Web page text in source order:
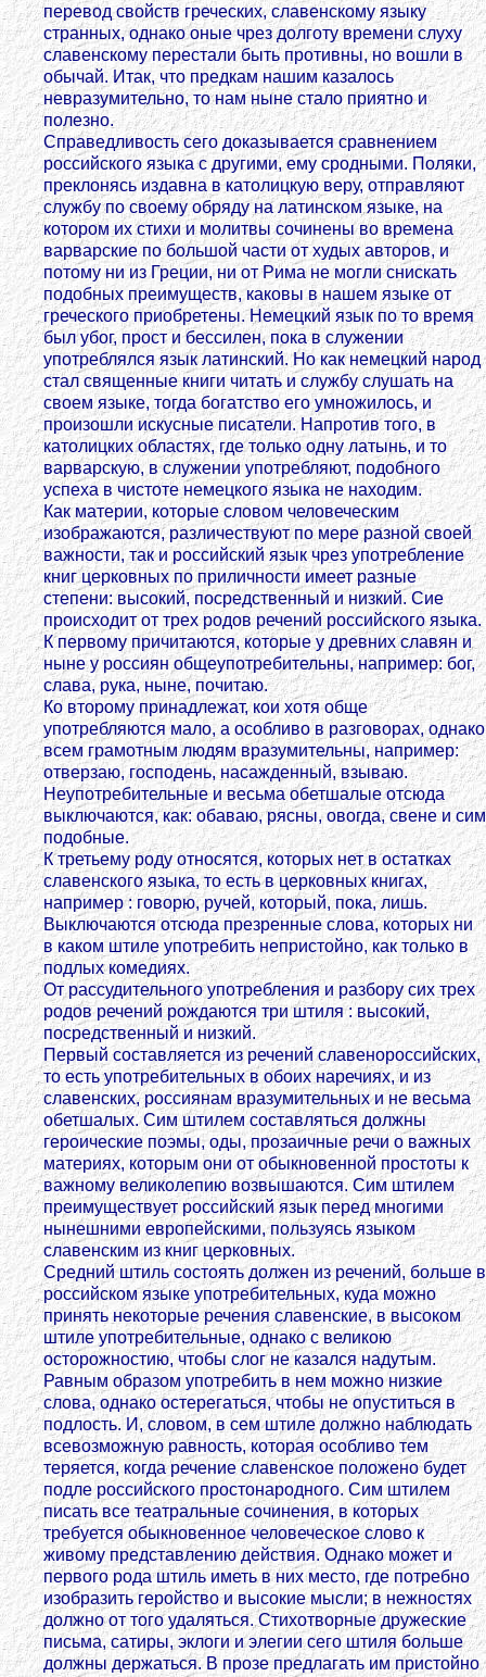
перевод свойств греческих, славенскому языку
странных, однако оные чрез долготу времени слуху
славенскому перестали быть противны, но вошли в
обычай. Итак, что предкам нашим казалось
невразумительно, то нам ныне стало приятно и
полезно.
Справедливость сего доказывается сравнением
российского языка с другими, ему сродными. Поляки,
преклонясь издавна в католицкую веру, отправляют
службу по своему обряду на латинском языке, на
котором их стихи и молитвы сочинены во времена
варварские по большой части от худых авторов, и
потому ни из Греции, ни от Рима не могли снискать
подобных преимуществ, каковы в нашем языке от
греческого приобретены. Немецкий язык по то время
был убог, прост и бессилен, пока в служении
употреблялся язык латинский. Но как немецкий народ
стал священные книги читать и службу слушать на
своем языке, тогда богатство его умножилось, и
произошли искусные писатели. Напротив того, в
католицких областях, где только одну латынь, и то
варварскую, в служении употребляют, подобного
успеха в чистоте немецкого языка не находим.
Как материи, которые словом человеческим
изображаются, различествуют по мере разной своей
важности, так и российский язык чрез употребление
книг церковных по приличности имеет разные
степени: высокий, посредственный и низкий. Сие
происходит от трех родов речений российского языка.
К первому причитаются, которые у древних славян и
ныне у россиян общеупотребительны, например: бог,
слава, рука, ныне, почитаю.
Ко второму принадлежат, кои хотя обще
употребляются мало, а особливо в разговорах, однако
всем грамотным людям вразумительны, например:
отверзаю, господень, насажденный, взываю.
Неупотребительные и весьма обетшалые отсюда
выключаются, как: обаваю, рясны, овогда, свене и сим
подобные.
К третьему роду относятся, которых нет в остатках
славенского языка, то есть в церковных книгах,
например : говорю, ручей, который, пока, лишь.
Выключаются отсюда презренные слова, которых ни
в каком штиле употребить непристойно, как только в
подлых комедиях.
От рассудительного употребления и разбору сих трех
родов речений рождаются три штиля : высокий,
посредственный и низкий.
Первый составляется из речений славенороссийских,
то есть употребительных в обоих наречиях, и из
славенских, россиянам вразумительных и не весьма
обетшалых. Сим штилем составляться должны
героические поэмы, оды, прозаичные речи о важных
материях, которым они от обыкновенной простоты к
важному великолепию возвышаются. Сим штилем
преимуществует российский язык перед многими
нынешними европейскими, пользуясь языком
славенским из книг церковных.
Средний штиль состоять должен из речений, больше в
российском языке употребительных, куда можно
принять некоторые речения славенские, в высоком
штиле употребительные, однако с великою
осторожностию, чтобы слог не казался надутым.
Равным образом употребить в нем можно низкие
слова, однако остерегаться, чтобы не опуститься в
подлость. И, словом, в сем штиле должно наблюдать
всевозможную равность, которая особливо тем
теряется, когда речение славенское положено будет
подле российского простонародного. Сим штилем
писать все театральные сочинения, в которых
требуется обыкновенное человеческое слово к
живому представлению действия. Однако может и
первого рода штиль иметь в них место, где потребно
изобразить геройство и высокие мысли; в нежностях
должно от того удаляться. Стихотворные дружеские
письма, сатиры, эклоги и элегии сего штиля больше
должны держаться. В прозе предлагать им пристойно